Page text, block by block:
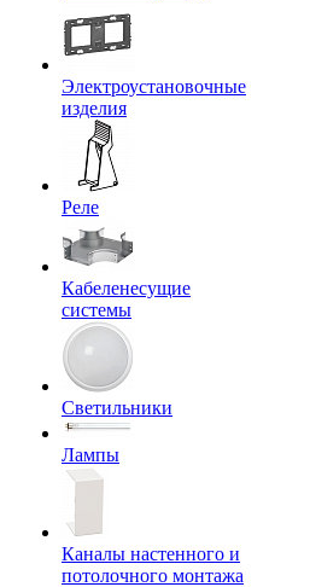
Электроустановочные
изделия
Реле
Кабеленесущие
системы
Светильники
Лампы
Каналы настенного и
потолочного монтажа